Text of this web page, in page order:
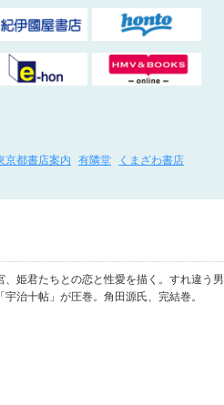
京都書店案内 有隣堂
くまざわ書店
姫君たちとの恋と性愛を描く。すれ違う男
治十帖」が圧巻。角田源氏、完結巻。